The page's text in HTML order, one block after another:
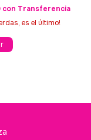
con Transferencia
es el último!